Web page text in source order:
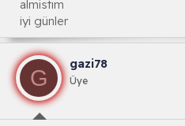
almistım
iyi günler
G
gazi78
Üye